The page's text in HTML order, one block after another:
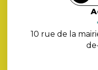
10 rue de la